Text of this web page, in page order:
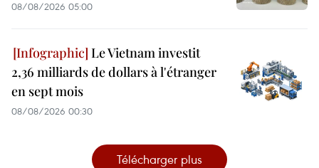
08/08/2026 05:00
Le Vietnam investit
2,36 milliards de dollars à l'étranger
en sept mois
08/08/2026 00:30
Télécharger plus